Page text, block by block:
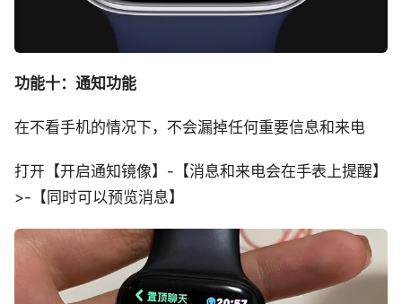
功能十：通知功能
在不看手机的情况下，不会漏掉任何重要信息和来电
打开【开启通知镜像】-【消息和来电会在手表上提醒】
>-【同时可以预览消息】